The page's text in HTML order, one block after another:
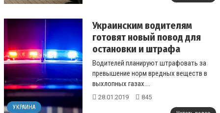
УКРАИНА
Украинским водителям
готовят новый повод для
остановки и штрафа
Водителей планируют штрафовать за
превышение норм вредных веществ в
выхлопных газах....
28.01.2019 845